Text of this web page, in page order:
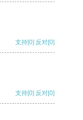
支持[0] 反对[0]
支持[0] 反对[0]